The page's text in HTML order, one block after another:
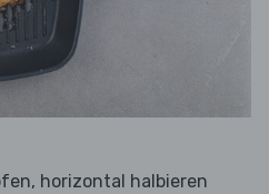
horizontal halbieren